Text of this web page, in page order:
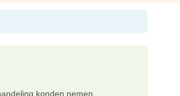
konden nemen.